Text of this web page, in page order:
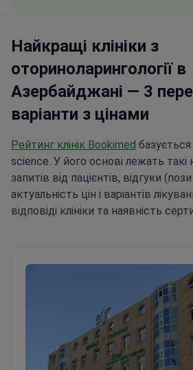
Найкращі клініки з
оториноларингології в
Азербайджані — 3
варіанти з цінами
Рейтинг клінік Bookimed
science. У його основі лежать такі
запитів від пацієнтів, відгуки
актуальність цін і варіантів
відповіді клініки та наявність